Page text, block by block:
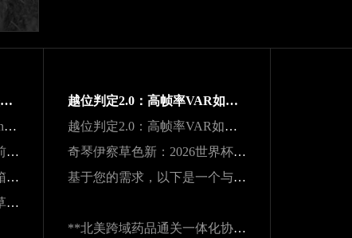
“净胜球打平也不慌：美加墨世界杯小组出线新规一图看懂”
声学干扰与战术折损：Lumen Field主场噪声环境下客队边线发球效能的影响研究
北美16城租金波动：世界杯前夜的住房市场变局
南美世预赛终极战：老将油箱见底，出线悬念系于最后一口气
2026世界杯隐患：吉列球场草皮根系异常，球员控球可能严重失准
越位判定2.0：高帧率VAR如何重塑世界杯战术博弈规则
越位判定2.0：高帧率VAR如何重塑世界杯战术博弈规则
奇琴伊察草色新：2026世界杯前的阿兹特克生态重塑
基于您的需求，以下是一个与原标题核心一致但表述不同的新标题：
**北美跨域药品通关一体化协作体系建设路径**